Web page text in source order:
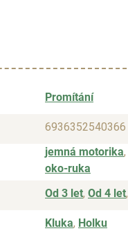
Promítání
6936352540366
jemná motorika,
oko-ruka
Od 3 let, Od 4 let,
Kluka, Holku